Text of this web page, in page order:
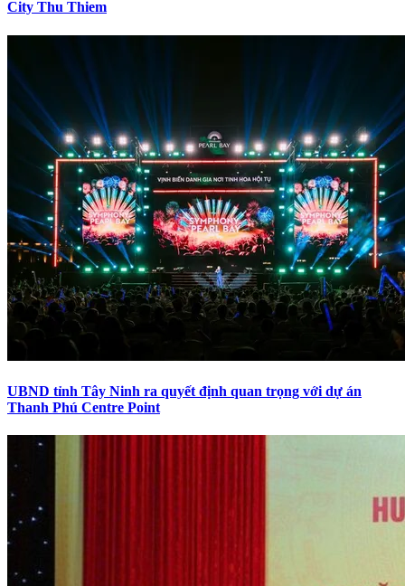
City Thu Thiem
UBND tỉnh Tây Ninh ra quyết định quan trọng với dự án
Thanh Phú Centre Point